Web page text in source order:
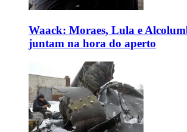
Waack: Moraes, Lula e
juntam na hora do aperto